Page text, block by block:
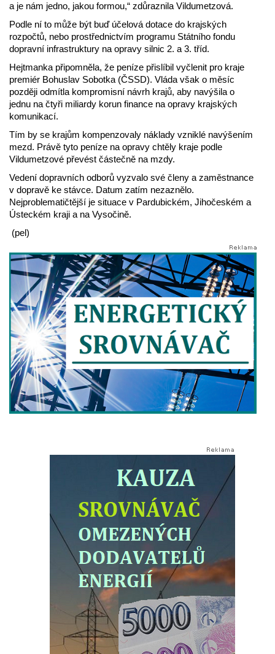
a je nám jedno, jakou formou,“ zdůraznila Vildumetzová.
Podle ní to může být buď účelová dotace do krajských
rozpočtů, nebo prostřednictvím programu Státního fondu
dopravní infrastruktury na opravy silnic 2. a 3. tříd.
Hejtmanka připomněla, že peníze přislíbil vyčlenit pro kraje
premiér Bohuslav Sobotka (ČSSD). Vláda však o měsíc
později odmítla kompromisní návrh krajů, aby navýšila o
jednu na čtyři miliardy korun finance na opravy krajských
komunikací.
Tím by se krajům kompenzovaly náklady vzniklé navýšením
mezd. Právě tyto peníze na opravy chtěly kraje podle
Vildumetzové převést částečně na mzdy.
Vedení dopravních odborů vyzvalo své členy a zaměstnance
v dopravě ke stávce. Datum zatím nezaznělo.
Nejproblematičtější je situace v Pardubickém, Jihočeském a
Ústeckém kraji a na Vysočině.
(pel)